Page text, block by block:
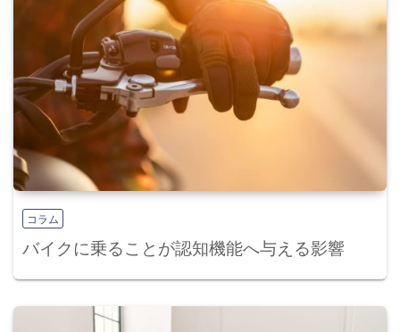
コラム
バイクに乗ることが認知機能へ与える影響